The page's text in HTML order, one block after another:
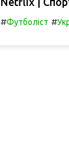
#Футболіст #